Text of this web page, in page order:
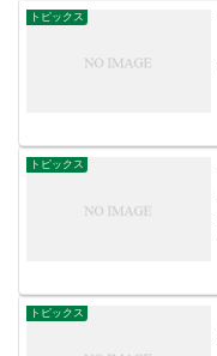
トピックス
トピックス
トピックス